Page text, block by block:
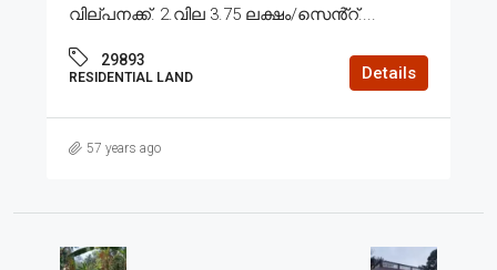
വില്പനക്ക്. 2.വില 3.75 ലക്ഷം/സെൻ്റ്....
29893
RESIDENTIAL LAND Details
57 years ago